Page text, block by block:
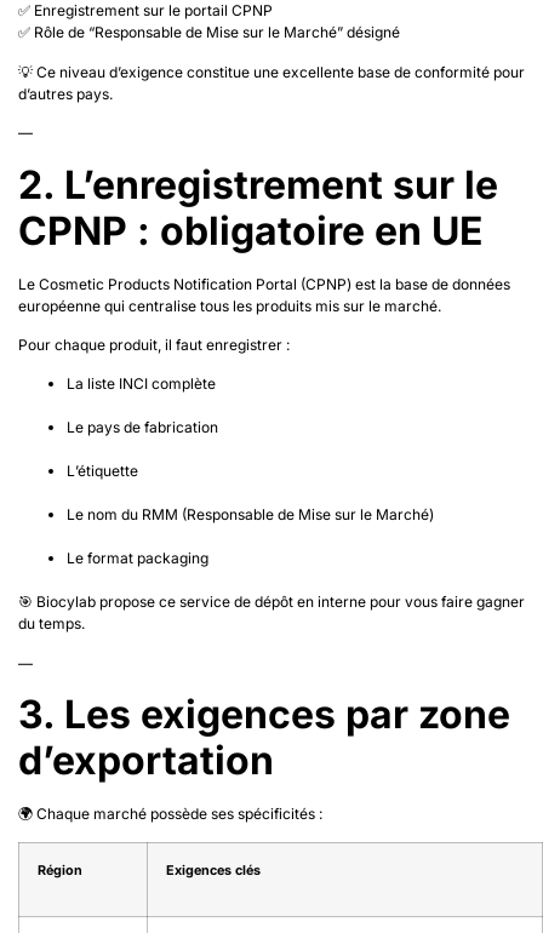
✅ Enregistrement sur le portail CPNP
✅ Rôle de “Responsable de Mise sur le Marché” désigné
💡 Ce niveau d’exigence constitue une excellente base de conformité pour
d’autres pays.
—
2. L’enregistrement sur le
CPNP : obligatoire en UE
Le Cosmetic Products Notification Portal (CPNP) est la base de données
européenne qui centralise tous les produits mis sur le marché.
Pour chaque produit, il faut enregistrer :
La liste INCI complète
Le pays de fabrication
L’étiquette
Le nom du RMM (Responsable de Mise sur le Marché)
Le format packaging
🎯 Biocylab propose ce service de dépôt en interne pour vous faire gagner
du temps.
—
3. Les exigences par zone
d’exportation
🌍 Chaque marché possède ses spécificités :
Région Exigences clés